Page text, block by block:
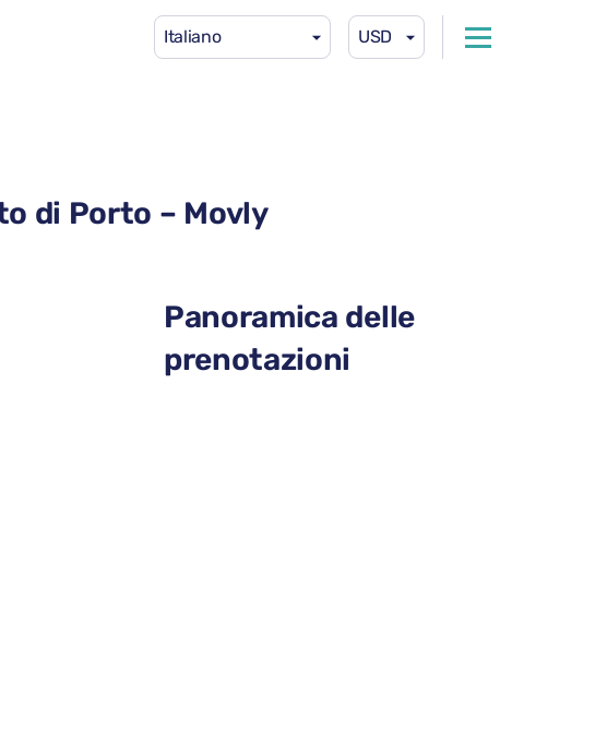
Italiano USD
di Porto – Movly
Panoramica delle
prenotazioni